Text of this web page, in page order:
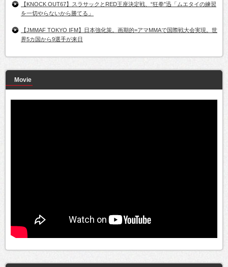
【KNOCK OUT67】スラサックとRED王座決定戦、“狂拳”迅「ムエタイの練習
を一切やらないから勝てる」
【JMMAF TOKYO IFM】日本強化策。画期的=アマMMAで国際戦大会実現。世
界5カ国から9選手が来日
Movie